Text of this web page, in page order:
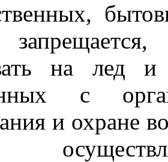
бытов
запрещается,
на лед
ых с орга
и охране
осущ